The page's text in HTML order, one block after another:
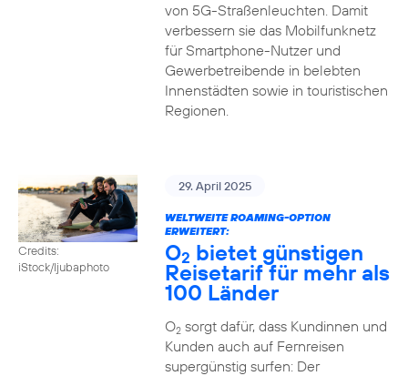
von 5G-Straßenleuchten. Damit
verbessern sie das Mobilfunknetz
für Smartphone-Nutzer und
Gewerbetreibende in belebten
Innenstädten sowie in touristischen
Regionen.
Credits:
iStock/ljubaphoto
29. April 2025
WELTWEITE ROAMING-OPTION
ERWEITERT:
O2 bietet günstigen
Reisetarif für mehr als
100 Länder
O2sorgt dafür, dass Kundinnen und
Kunden auch auf Fernreisen
supergünstig surfen: Der